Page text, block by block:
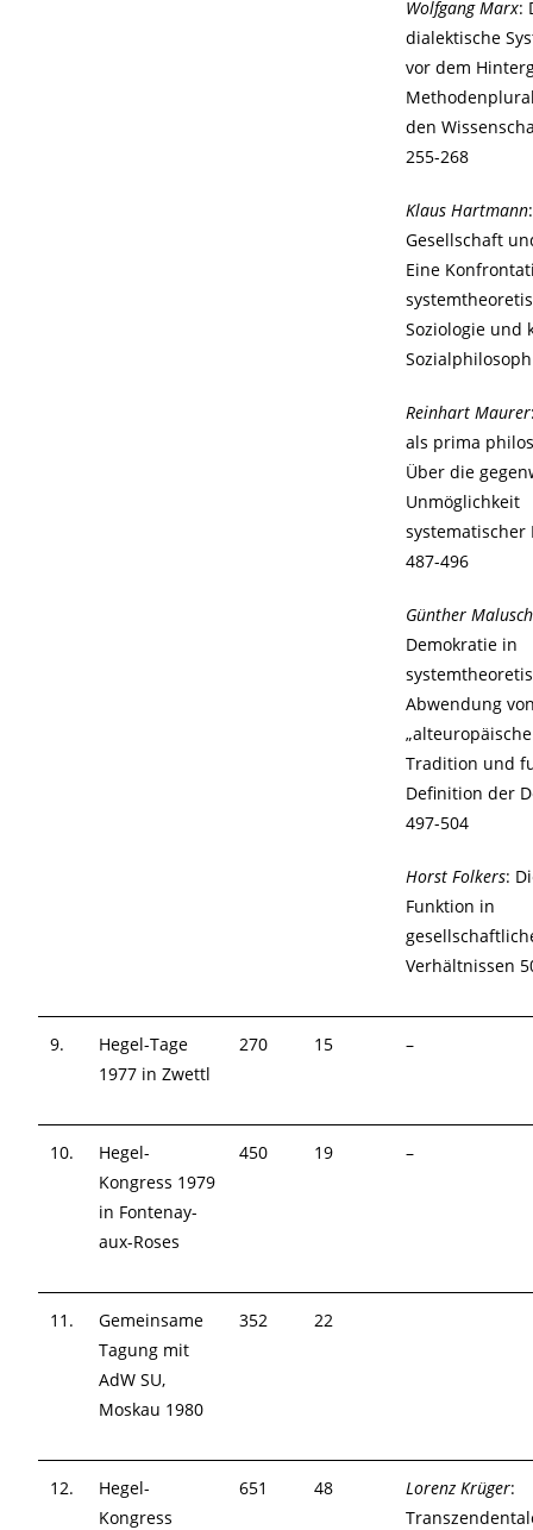
Wolfgang Marx:
dialektische
vor dem
den
255-268
Klaus Hartmann:
Gesellschaft
Eine
Soziologie und
Reinhart Maurer
als prima
Über die
Unmöglichkeit
systematischer
487-496
Günther
Demokratie in
Abwendung
Tradition und
Definition der
497-504
Horst Folkers:
Funktion in
Verhältnissen
9.
Hegel-Tage
1977 in Zwettl
270 15 –
10.
Hegel-
Kongress 1979
in Fontenay-
aux-Roses
450 19 –
11.
Gemeinsame
Tagung mit
AdW SU,
Moskau 1980
352 22
12.
Hegel-
Kongress
651 48 Lorenz Krüger: